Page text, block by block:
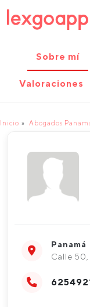
Sobre mí
Valoraciones
Inicio Abogados
Panamá
Calle 50,